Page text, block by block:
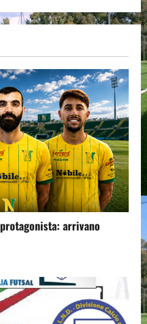
arrivano